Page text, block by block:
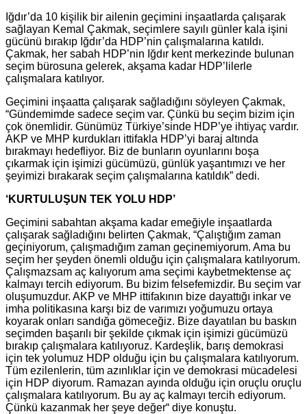
Iğdır’da 10 kişilik bir ailenin geçimini inşaatlarda çalışarak
sağlayan Kemal Çakmak, seçimlere sayılı günler kala işini
gücünü bırakıp Iğdır’da HDP’nin çalışmalarına katıldı.
Çakmak, her sabah HDP’nin Iğdır kent merkezinde bulunan
seçim bürosuna gelerek, akşama kadar HDP’lilerle
çalışmalara katılıyor.
Geçimini inşaatta çalışarak sağladığını söyleyen Çakmak,
“Gündemimde sadece seçim var. Çünkü bu seçim bizim için
çok önemlidir. Günümüz Türkiye’sinde HDP’ye ihtiyaç vardır.
AKP ve MHP kurdukları ittifakla HDP’yi baraj altında
bırakmayı hedefliyor. Biz de bunların oyunlarını boşa
çıkarmak için işimizi gücümüzü, günlük yaşantımızı ve her
şeyimizi bırakarak seçim çalışmalarına katıldık” dedi.
‘KURTULUŞUN TEK YOLU HDP’
Geçimini sabahtan akşama kadar emeğiyle inşaatlarda
çalışarak sağladığını belirten Çakmak, “Çalıştığım zaman
geçiniyorum, çalışmadığım zaman geçinemiyorum. Ama bu
seçim her şeyden önemli olduğu için çalışmalara katılıyorum.
Çalışmazsam aç kalıyorum ama seçimi kaybetmektense aç
kalmayı tercih ediyorum. Bu bizim felsefemizdir. Bu seçim var
oluşumuzdur. AKP ve MHP ittifakının bize dayattığı inkar ve
imha politikasına karşı biz de varımızı yoğumuzu ortaya
koyarak onları sandığa gömeceğiz. Bize dayatılan bu baskın
seçimden başarılı bir şekilde çıkmak için işimizi gücümüzü
bırakıp çalışmalara katılıyoruz. Kardeşlik, barış demokrasi
için tek yolumuz HDP olduğu için bu çalışmalara katılıyorum.
Tüm ezilenlerin, tüm azınlıklar için ve demokrasi mücadelesi
için HDP diyorum. Ramazan ayında olduğu için oruçlu oruçlu
çalışmalara katılıyorum. Bu ay aç kalmayı tercih ediyorum.
Çünkü kazanmak her şeye değer“ diye konuştu.